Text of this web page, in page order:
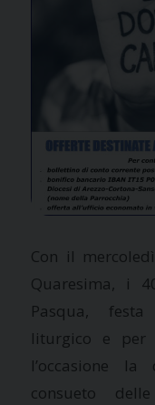
Con il
Quaresima, i
Pasqua,
liturgico e
l’occasione
consueto